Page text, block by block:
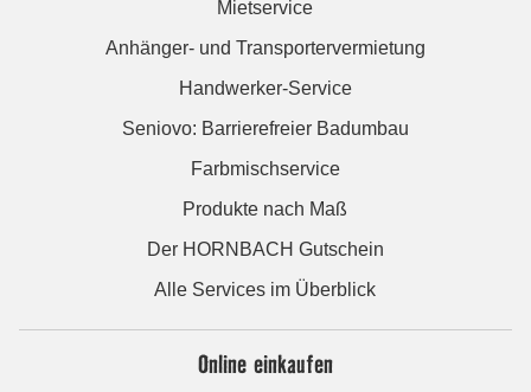
Mietservice
Anhänger- und Transportervermietung
Handwerker-Service
Seniovo: Barrierefreier Badumbau
Farbmischservice
Produkte nach Maß
Der HORNBACH Gutschein
Alle Services im Überblick
Online einkaufen